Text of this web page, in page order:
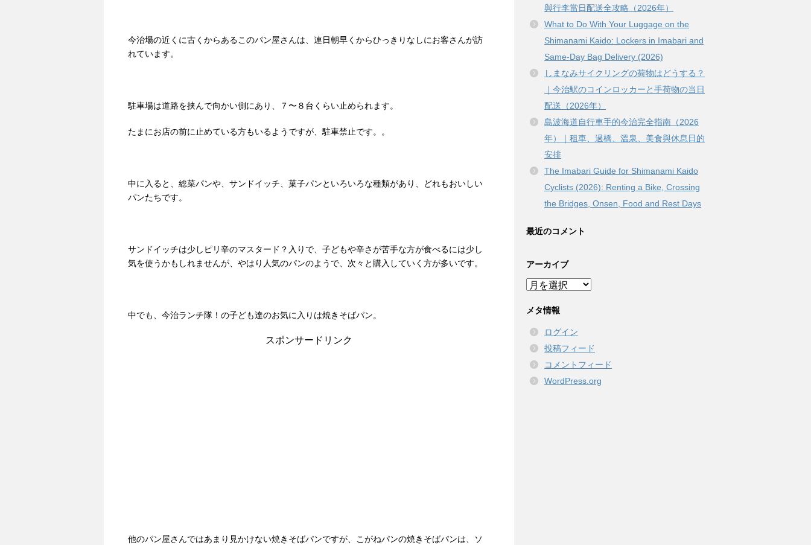
今治場の近くに古くからあるこのパン屋さんは、連日朝早くからひっきりなしにお客さんが訪
れています。
駐車場は道路を挟んで向かい側にあり、７〜８台くらい止められます。
たまにお店の前に止めている方もいるようですが、駐車禁止です。。
中に入ると、総菜パンや、サンドイッチ、菓子パンといろいろな種類があり、どれもおいしい
パンたちです。
サンドイッチは少しピリ辛のマスタード？入りで、子どもや辛さが苦手な方が食べるには少し
気を使うかもしれませんが、やはり人気のパンのようで、次々と購入していく方が多いです。
中でも、今治ランチ隊！の子ども達のお気に入りは焼きそばパン。
スポンサードリンク
他のパン屋さんではあまり見かけない焼きそばパンですが、こがねパンの焼きそばパンは、ソ
與行李當日配送全攻略（2026年）
What to Do With Your Luggage on the
Shimanami Kaido: Lockers in Imabari and
Same-Day Bag Delivery (2026)
しまなみサイクリングの荷物はどうする？
｜今治駅のコインロッカーと手荷物の当日
配送（2026年）
島波海道自行車手的今治完全指南（2026
年）｜租車、過橋、溫泉、美食與休息日的
安排
The Imabari Guide for Shimanami Kaido
Cyclists (2026): Renting a Bike, Crossing
the Bridges, Onsen, Food and Rest Days
最近のコメント
アーカイブ
ア
カ
ブ
メタ情報
ログイン
投稿フィード
コメントフィード
WordPress.org